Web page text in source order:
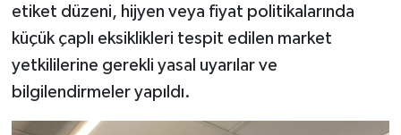
etiket düzeni, hijyen veya fiyat politikalarında
küçük çaplı eksiklikleri tespit edilen market
yetkililerine gerekli yasal uyarılar ve
bilgilendirmeler yapıldı.